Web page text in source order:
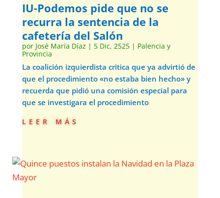
IU-Podemos pide que no se
recurra la sentencia de la
cafetería del Salón
por José María Díaz | 5 Dic, 2525| Palencia y
Provincia
La coalición izquierdista critica que ya advirtió de
que el procedimiento «no estaba bien hecho» y
recuerda que pidió una comisión especial para
que se investigara el procedimiento
leer más